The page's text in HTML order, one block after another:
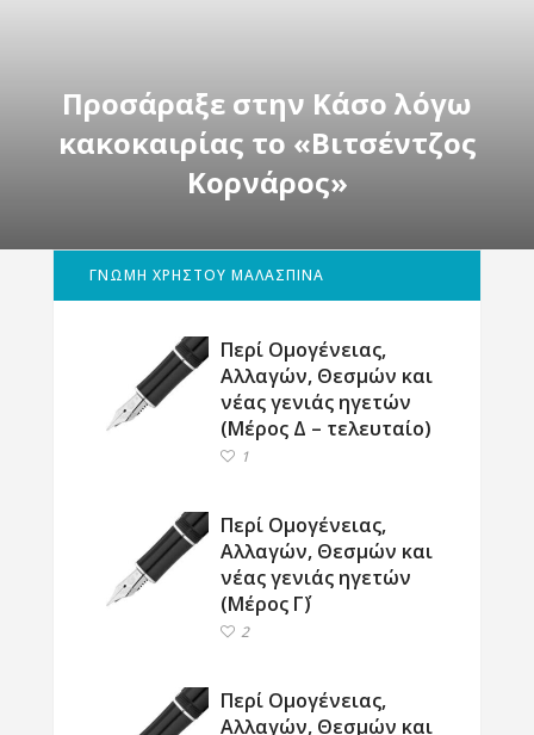
Προσάραξε στην Κάσο λόγω
κακοκαιρίας το «Βιτσέντζος
Κορνάρος»
ΓΝΩΜΗ ΧΡΗΣΤΟΥ ΜΑΛΑΣΠΙΝΑ
Περί Ομογένειας,
Αλλαγών, Θεσμών και
νέας γενιάς ηγετών
(Μέρος Δ – τελευταίο)
1
Περί Ομογένειας,
Αλλαγών, Θεσμών και
νέας γενιάς ηγετών
(Μέρος Γ΄)
2
Περί Ομογένειας,
Αλλαγών, Θεσμών και